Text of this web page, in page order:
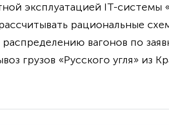
эксплуатацией IT-системы
рациональные
вагонов по
грузов «Русского угля» из